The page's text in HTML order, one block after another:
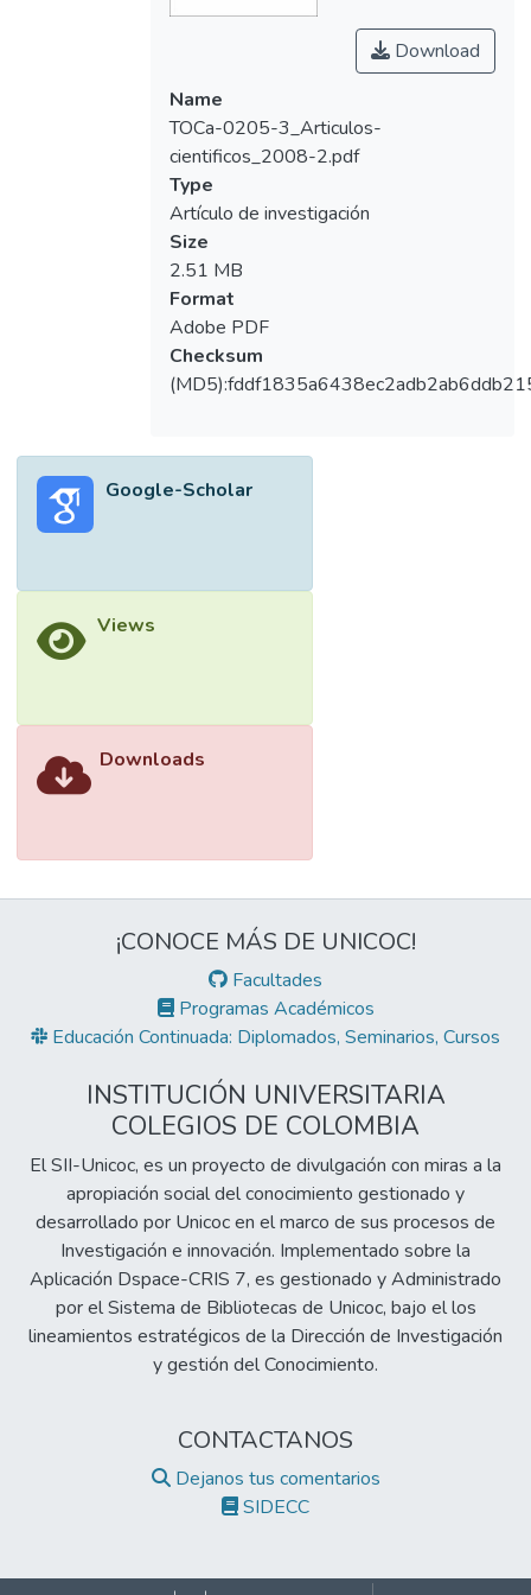
un plan de emergencia; el 56.7% no tiene un
concepto adecuado sobre vulnerabilidad.
Conclusiones: las personas vinculadas a la
institución, no poseen el conocimiento
adecuado para reaccionar ante un evento
catastrófico.
Download
Name
TOCa-0205-3_Articulos-
cientificos_2008-2.pdf
Type
Artículo de investigación
Size
2.51 MB
Format
Adobe PDF
Checksum
Google-Scholar
Views
Downloads
¡CONOCE MÁS DE UNICOC!
Facultades
Programas Académicos
Educación Continuada: Diplomados, Seminarios, Cursos
INSTITUCIÓN UNIVERSITARIA
COLEGIOS DE COLOMBIA
El SII-Unicoc, es un proyecto de divulgación con miras a la
apropiación social del conocimiento gestionado y
desarrollado por Unicoc en el marco de sus procesos de
Investigación e innovación. Implementado sobre la
Aplicación Dspace-CRIS 7, es gestionado y Administrado
por el Sistema de Bibliotecas de Unicoc, bajo el los
lineamientos estratégicos de la Dirección de Investigación
y gestión del Conocimiento.
CONTACTANOS
Dejanos tus comentarios
SIDECC